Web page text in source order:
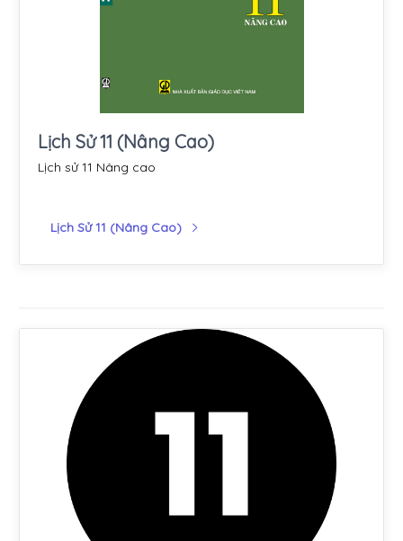
Lịch Sử 11 (Nâng Cao)
Lịch sử 11 Nâng cao
Lịch Sử 11 (Nâng Cao)